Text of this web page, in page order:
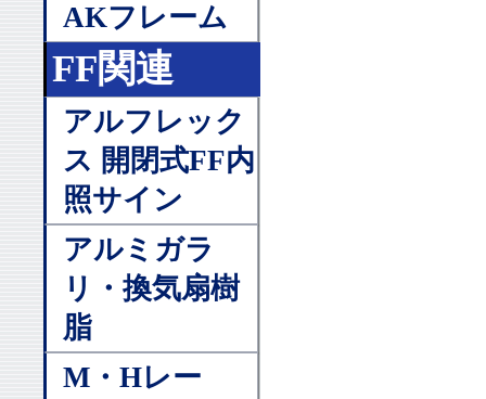
AKフレーム
FF関連
アルフレック
ス 開閉式FF内
照サイン
アルミガラ
リ・換気扇樹
脂
M・Hレー